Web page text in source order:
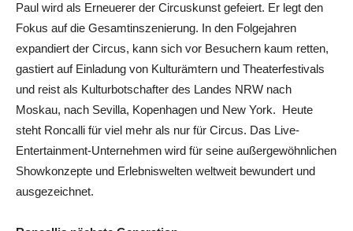
Paul wird als Erneuerer der Circuskunst gefeiert. Er legt den
Fokus auf die Gesamtinszenierung. In den Folgejahren
expandiert der Circus, kann sich vor Besuchern kaum retten,
gastiert auf Einladung von Kulturämtern und Theaterfestivals
und reist als Kulturbotschafter des Landes NRW nach
Moskau, nach Sevilla, Kopenhagen und New York. Heute
steht Roncalli für viel mehr als nur für Circus. Das Live-
Entertainment-Unternehmen wird für seine außergewöhnlichen
Showkonzepte und Erlebniswelten weltweit bewundert und
ausgezeichnet.